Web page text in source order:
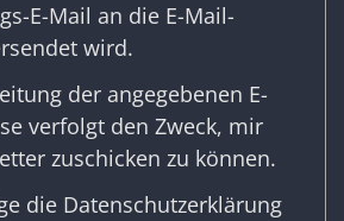
E-Mail an die E-Mail-
wird.
der angegebenen E-
verfolgt den Zweck, mir
zuschicken zu können.
die Datenschutzerklärung